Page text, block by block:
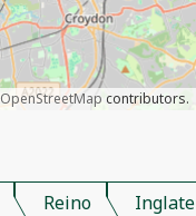
OpenStreetMap contributors.
Reino